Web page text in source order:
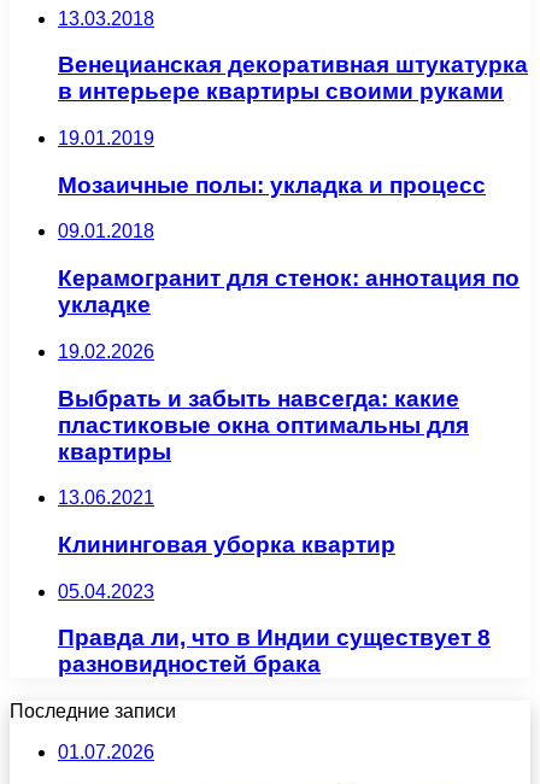
13.03.2018
Венецианская декоративная штукатурка
в интерьере квартиры своими руками
19.01.2019
Мозаичные полы: укладка и процесс
09.01.2018
Керамогранит для стенок: аннотация по
укладке
19.02.2026
Выбрать и забыть навсегда: какие
пластиковые окна оптимальны для
квартиры
13.06.2021
Клининговая уборка квартир
05.04.2023
Правда ли, что в Индии существует 8
разновидностей брака
Последние записи
01.07.2026